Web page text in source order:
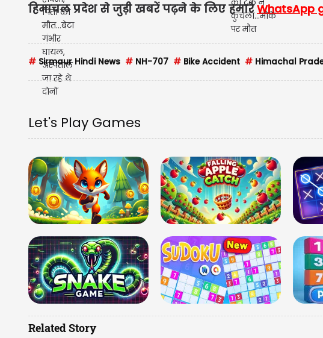
हिमाचल प्रदेश से जुड़ी खबरें पढ़ने के लिए हमारेWhatsApp
# Sirmaur Hindi News # NH-707 # ‌Bike Accident # Himachal
Let's Play Games
Related Story